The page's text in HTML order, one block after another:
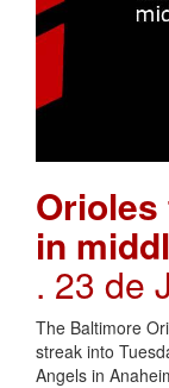
Orioles
in
. 23 de
The Baltimore
streak into
Angels in